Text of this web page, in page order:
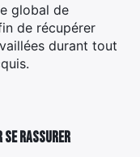
global de
de récupérer
durant tout
se rassurer